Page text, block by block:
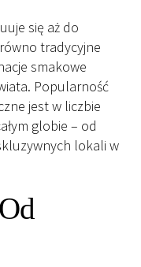
się aż do
tradycyjne
smakowe
Popularność
jest w liczbie
globie – od
lokali w